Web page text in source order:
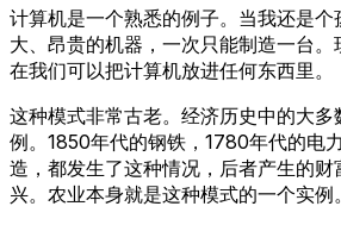
计算机是一个熟悉的例子。当我还是
大、昂贵的机器，一次只能制造一台
在我们可以把计算机放进任何东西里。
这种模式非常古老。经济历史中的大
例。1850年代的钢铁，1780年代的电
造，都发生了这种情况，后者产生的财
兴。农业本身就是这种模式的一个实例。